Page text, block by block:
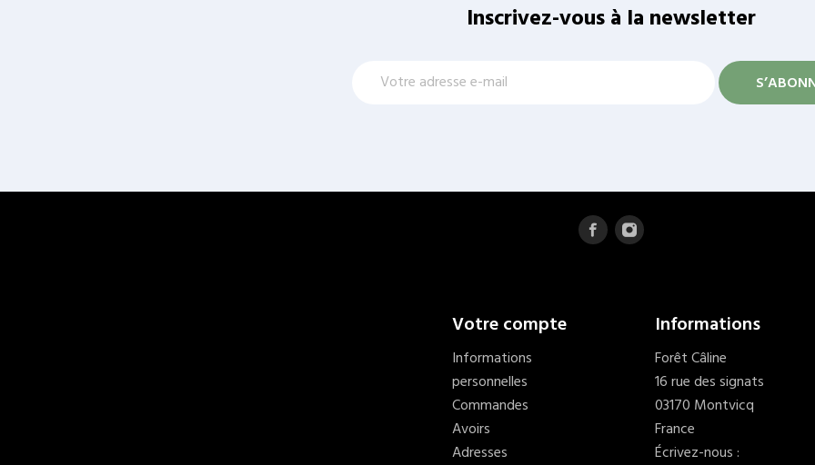
Inscrivez-vous à la newsletter
Votre compte
Informations
personnelles
Commandes
Avoirs
Adresses
Informations
Forêt Câline
16 rue des signats
03170 Montvicq
France
Écrivez-nous :